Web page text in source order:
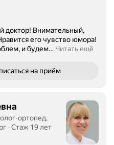
доктор! Внимательный,
его чувство юмора!
и будем… Читать ещё
на приём
ортопед,
Стаж 19 лет